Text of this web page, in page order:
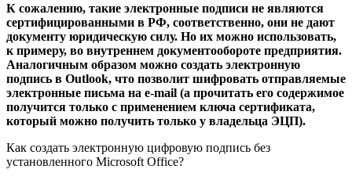
К сожалению, такие электронные подписи не являются
сертифицированными в РФ, соответственно, они не дают
документу юридическую силу. Но их можно использовать,
к примеру, во внутреннем документообороте предприятия.
Аналогичным образом можно создать электронную
подпись в Outlook, что позволит шифровать отправляемые
электронные письма на e-mail (а прочитать его содержимое
получится только с применением ключа сертификата,
который можно получить только у владельца ЭЦП).
Как создать электронную цифровую подпись без
установленного Microsoft Office?